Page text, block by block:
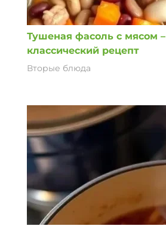
Тушеная фасоль с мясом –
классический рецепт
Вторые блюда